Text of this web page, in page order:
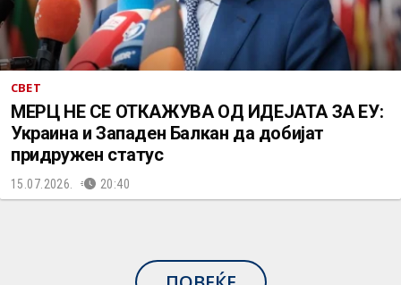
СВЕТ
МЕРЦ НЕ СЕ ОТКАЖУВА ОД ИДЕЈАТА ЗА ЕУ:
Украина и Западен Балкан да добијат
придружен статус
15.07.2026. 20:40